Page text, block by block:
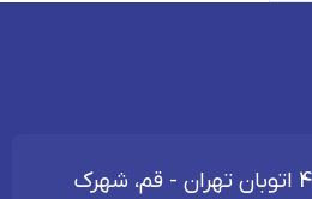
آدرس: کیلومتر 40 اتوبان تهران - قم، شهرک